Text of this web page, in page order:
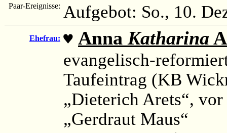
Paar-Ereignisse: Aufgebot: So., 10.
Ehefrau: ♥ Anna Katharina
evangelisch-
Taufeintrag (KB
„Dieterich Arets“,
„Gerdraut Maus“